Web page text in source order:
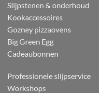
Slijpstenen & onderhoud
Kookaccessoires
Gozney pizzaovens
Big Green Egg
Cadeaubonnen
Professionele slijpservice
Workshops